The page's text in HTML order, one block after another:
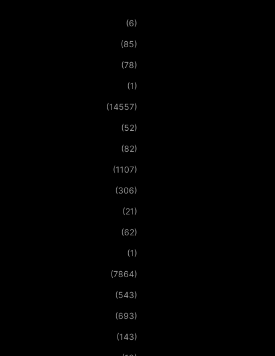
(6)
(85)
(78)
(1)
(14557)
(52)
(82)
(1107)
(306)
(21)
(62)
(1)
(7864)
(543)
(693)
(143)